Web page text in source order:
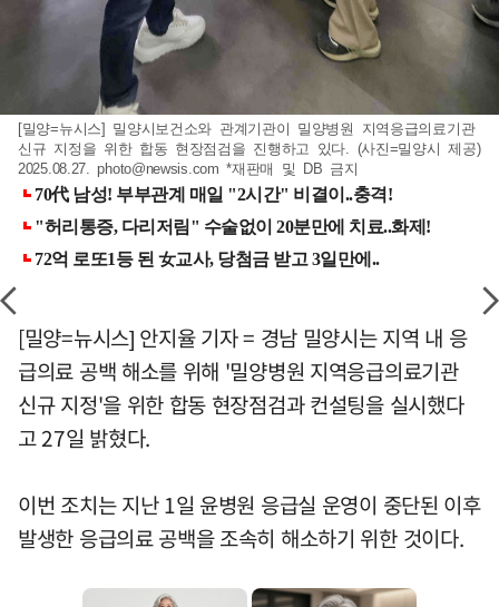
[밀양=뉴시스] 밀양시보건소와 관계기관이 밀양병원 지역응급의료기관
신규 지정을 위한 합동 현장점검을 진행하고 있다. (사진=밀양시 제공)
2025.08.27.photo@newsis.com *재판매 및 DB 금지
[밀양=뉴시스] 안지율 기자 = 경남 밀양시는 지역 내 응
급의료 공백 해소를 위해 '밀양병원 지역응급의료기관
신규 지정'을 위한 합동 현장점검과 컨설팅을 실시했다
고 27일 밝혔다.
이번 조치는 지난 1일 윤병원 응급실 운영이 중단된 이후
발생한 응급의료 공백을 조속히 해소하기 위한 것이다.